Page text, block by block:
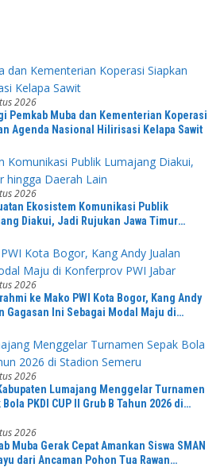
2026
Pemkab Muba dan Kementerian Koperasi
Agenda Nasional Hilirisasi Kelapa Sawit
2026
Ekosistem Komunikasi Publik
Diakui, Jadi Rujukan Jawa Timur
2026
ke Mako PWI Kota Bogor, Kang Andy
Gagasan Ini Sebagai Modal Maju di
2026
Lumajang Menggelar Turnamen
Bola PKDI CUP II Grub B Tahun 2026 di
2026
Muba Gerak Cepat Amankan Siswa SMAN
dari Ancaman Pohon Tua Rawan